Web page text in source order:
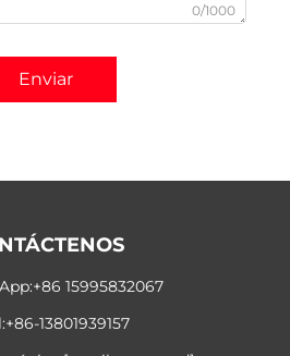
0/1000
Enviar
+86 15995832067
+86-13801939157